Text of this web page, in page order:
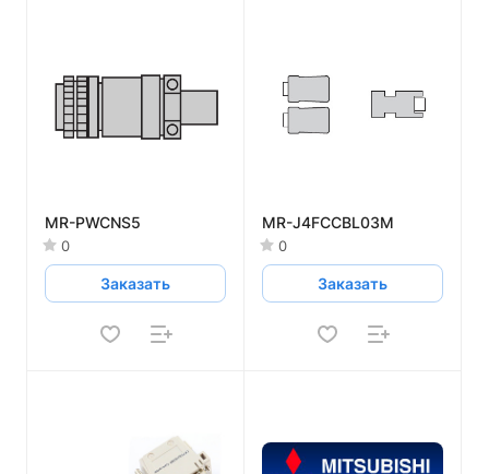
MR-PWCNS5
0
Заказать
MR-J4FCCBL03M
0
Заказать